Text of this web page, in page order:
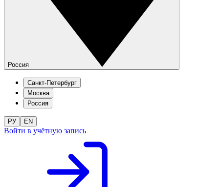
Россия
Санкт-Петербург
Москва
Россия
РУ EN
Войти в учётную запись